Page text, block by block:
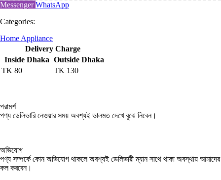
MessengerWhatsApp
Categories:
Home Appliance
Delivery Charge
Inside Dhaka Outside Dhaka
TK 80 TK 130
পরামর্শ
পণ্য ডেলিভারি নেওয়ার সময় অবশ্যই ভালমত দেখে বুঝে নিবেন।
অভিযোগ
পণ্য সম্পর্কে কোন অভিযোগ থাকলে অবশ্যই ডেলিভারী ম্যান সাথে থাকা অবস্থায় আমাদের
কল করবেন।